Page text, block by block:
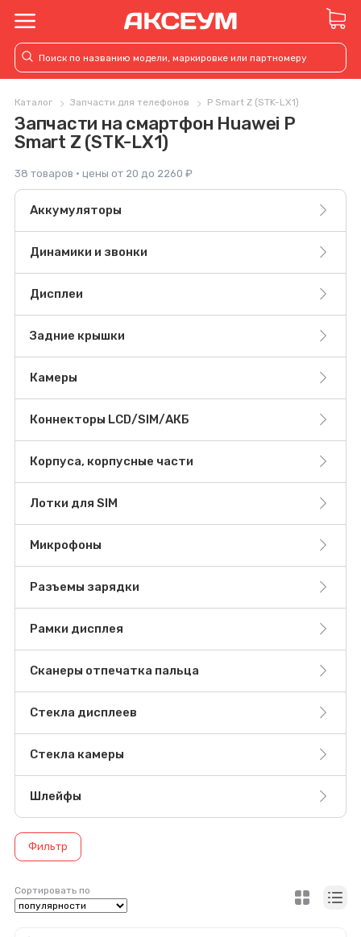
Каталог Запчасти для телефонов P Smart Z (STK-LX1)
Запчасти на смартфон Huawei P
Smart Z (STK-LX1)
38 товаров · цены от 20 до 2260 ₽
Аккумуляторы
Динамики и звонки
Дисплеи
Задние крышки
Камеры
Коннекторы LCD/SIM/АКБ
Корпуса, корпусные части
Лотки для SIM
Микрофоны
Разъемы зарядки
Рамки дисплея
Сканеры отпечатка пальца
Стекла дисплеев
Стекла камеры
Шлейфы
Фильтр
Сортировать по